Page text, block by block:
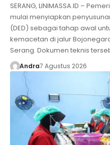
SERANG, LINIMASSA.ID –
mulai menyiapkan
(DED) sebagai tahap awal
kemacetan di jalur
Serang. Dokumen teknis
Andra7 Agustus 2026